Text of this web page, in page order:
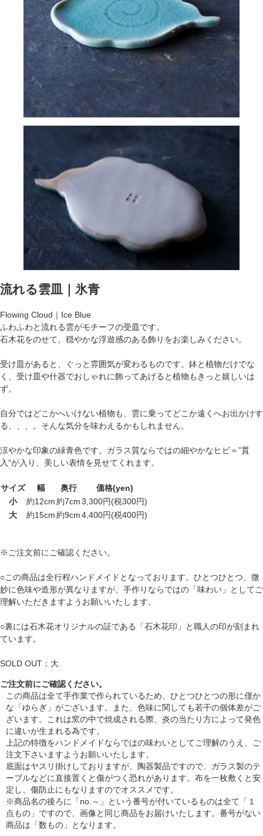
流れる雲皿｜氷青
Flowing Cloud｜Ice Blue
ふわふわと流れる雲がモチーフの受皿です。
石木花をのせて、穏やかな浮遊感のある飾りをお楽しみください。
受け皿があると、ぐっと雰囲気が変わるものです。鉢と植物だけでな
く、受け皿や什器でおしゃれに飾ってあげると植物もきっと嬉しいは
ず。
自分ではどこかへいけない植物も、雲に乗ってどこか遠くへお出かけす
る、、、。そんな気分を味わえるかもしれません。
涼やかな印象の緑青色です。ガラス質ならではの細やかなヒビ＝”貫
入“が入り、美しい表情を見せてくれます。
サイズ 幅 奥行
価格(yen)
小
約12cm約7cm3,300円(税300円)
大
約15cm約9cm4,400円(税400円)
※ご注文前にご確認ください。
○この商品は全行程ハンドメイドとなっております。ひとつひとつ、微
妙に色味や造形が異なりますが、手作りならではの「味わい」としてご
理解いただきますようお願いいたします。
○裏には石木花オリジナルの証である「石木花印」と職人の印が刻まれ
ています。
SOLD OUT：大
ご注文前にご確認ください。
この商品は全て手作業で作られているため、ひとつひとつの形に僅か
な「ゆらぎ」がございます。また、色味に関しても若干の個体差がご
ざいます。これは窯の中で焼成される際、炎の当たり方によって発色
に違いが生まれる為です。
上記の特徴をハンドメイドならではの味わいとしてご理解のうえ、ご
注文下さいますようお願いいたします。
底面はヤスリ掛けしておりますが、陶器製品ですので、ガラス製のテ
ーブルなどに直接置くと傷がつく恐れがあります。布を一枚敷くと安
定し、傷防止にもなりますのでオススメです。
※商品名の後ろに「no.～」という番号が付いているものは全て「１
点もの」ですので、画像と同じ商品をお届けいたします。番号がない
商品は「数もの」となります。